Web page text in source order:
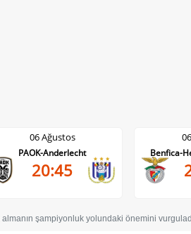
06 Ağustos
Benfica-Heart of Midlothian
22:00
FC
almanın şampiyonluk yolundaki önemini